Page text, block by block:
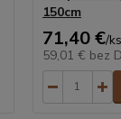
150cm
71,40 €/ks
59,01 € bez